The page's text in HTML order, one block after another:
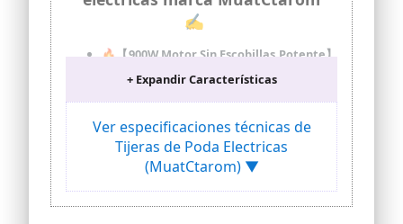
✍
🔥【900W Motor Sin Escobillas Potente】
Nuestras tijeras de podar electricas
cuentan con un robusto motor sin
escobillas de 900W que corta ramas
grandes con facilidad, haciendo la poda
tan sencilla como cortar mantequilla.
Con una capacidad de corte de 40-50 mm
(la más grande del mercado), son ideales
para diversas tareas de jardinería y un
+ Expandir Características
Ver especificaciones técnicas de
Tijeras de Poda Electricas
(MuatCtarom) ▼